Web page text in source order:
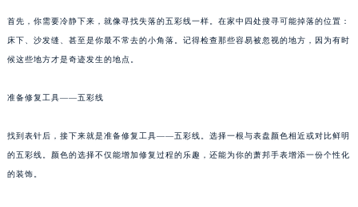
首先，你需要冷静下来，就像寻找失落的五彩线一样。在家中四处搜寻可能掉落的位置：
床下、沙发缝、甚至是你最不常去的小角落。记得检查那些容易被忽视的地方，因为有时
候这些地方才是奇迹发生的地点。
准备修复工具——五彩线
找到表针后，接下来就是准备修复工具——五彩线。选择一根与表盘颜色相近或对比鲜明
的五彩线。颜色的选择不仅能增加修复过程的乐趣，还能为你的萧邦手表增添一份个性化
的装饰。